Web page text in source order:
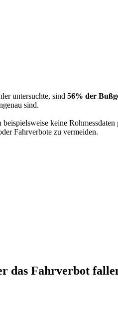
untersuchte, sind 56% der
sind.
keine
Fahrverbote zu vermeiden.
das Fahrverbot